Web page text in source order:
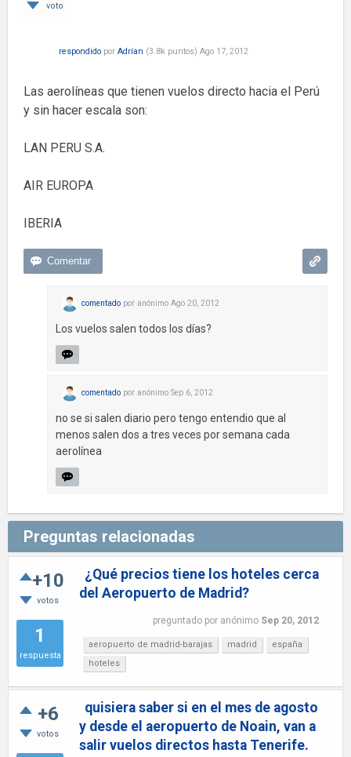
voto
respondido por Adrían (3.8k puntos) Ago 17, 2012
Las aerolíneas que tienen vuelos directo hacia el Perú
y sin hacer escala son:
LAN PERU S.A.
AIR EUROPA
IBERIA
comentado por anónimo Ago 20, 2012
Los vuelos salen todos los días?
comentado por anónimo Sep 6, 2012
no se si salen diario pero tengo entendio que al
menos salen dos a tres veces por semana cada
aerolínea
Preguntas relacionadas
+10
votos
1
respuesta
¿Qué precios tiene los hoteles cerca
del Aeropuerto de Madrid?
preguntado por anónimo Sep 20, 2012
aeropuerto de madrid-barajas madrid
españa
hoteles
+6
votos
quisiera saber si en el mes de agosto
y desde el aeropuerto de Noain, van a
salir vuelos directos hasta Tenerife.